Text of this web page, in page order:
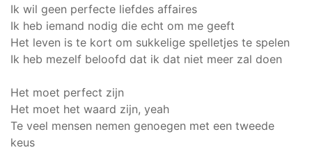
Ik wil geen perfecte liefdes affaires
Ik heb iemand nodig die echt om me geeft
Het leven is te kort om sukkelige spelletjes te spelen
Ik heb mezelf beloofd dat ik dat niet meer zal doen
Het moet perfect zijn
Het moet het waard zijn, yeah
Te veel mensen nemen genoegen met een tweede
keus